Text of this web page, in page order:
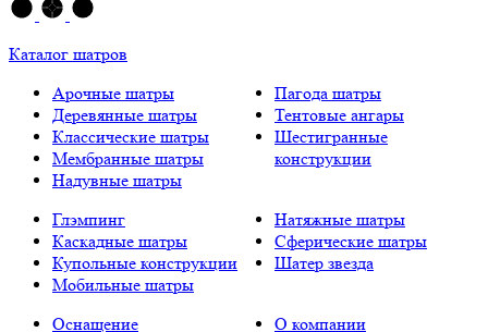
Каталог шатров
Арочные шатры
Деревянные шатры
Классические шатры
Мембранные шатры
Надувные шатры
Пагода шатры
Тентовые ангары
Шестигранные
конструкции
Глэмпинг
Каскадные шатры
Купольные конструкции
Мобильные шатры
Натяжные шатры
Сферические шатры
Шатер звезда
Оснащение О компании